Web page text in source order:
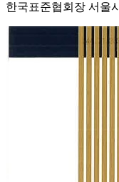
한국표준협회장 서울